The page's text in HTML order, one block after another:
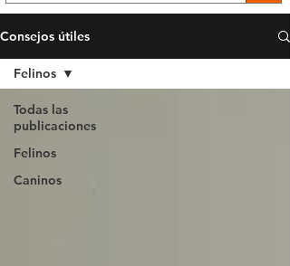
Consejos útiles
Todas las
publicaciones
Felinos
Caninos
Felinos